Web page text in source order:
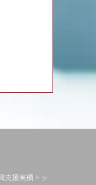
支援実績トッ